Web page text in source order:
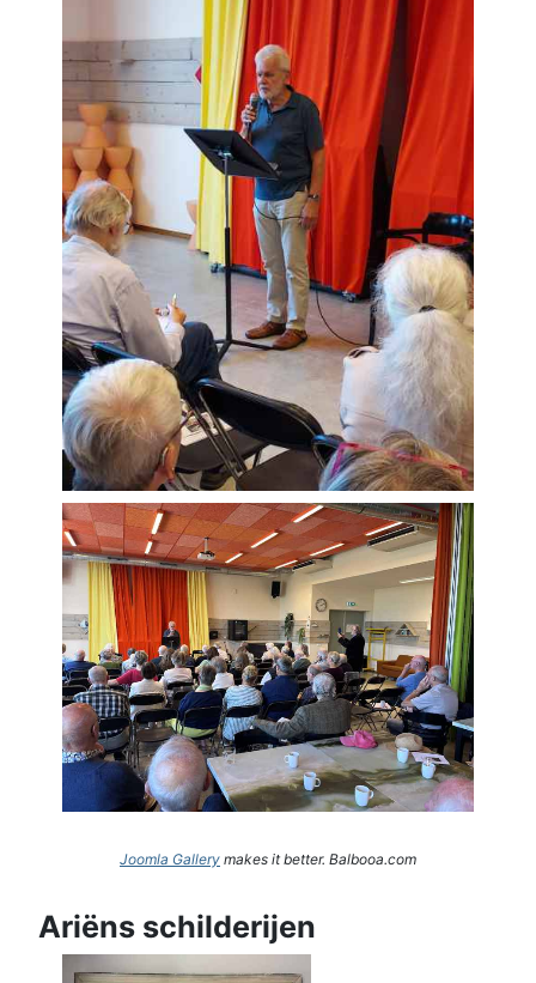
Joomla Gallery makes it better. Balbooa.com
Ariëns schilderijen